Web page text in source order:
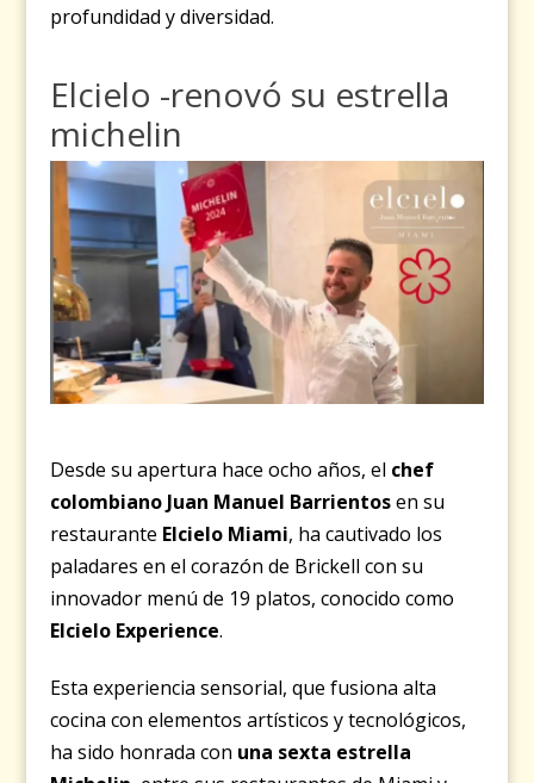
profundidad y diversidad.
Elcielo -renovó su estrella
michelin
Desde su apertura hace ocho años, el chef
colombiano Juan Manuel Barrientosen su
restaurante Elcielo Miami, ha cautivado los
paladares en el corazón de Brickell con su
innovador menú de 19 platos, conocido como
Elcielo Experience.
Esta experiencia sensorial, que fusiona alta
cocina con elementos artísticos y tecnológicos,
ha sido honrada con una sexta estrella